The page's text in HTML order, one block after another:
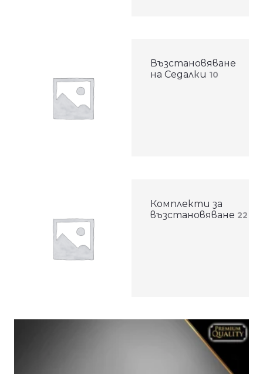
Възстановяване
на Седалки 10
Комплекти за
възстановяване 22